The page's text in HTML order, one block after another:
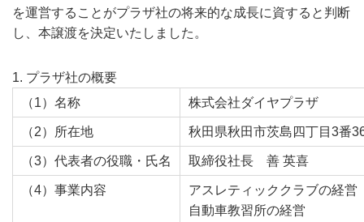
を運営することがプラザ社の将来的な成長に資すると判断
し、本譲渡を決定いたしました。
1. プラザ社の概要
（1）名称
株式会社ダイヤプラザ
（2）所在地 秋田県秋田市茨島四丁目3番
（3）代表者の役職・氏名 取締役社長 善 英喜
（4）事業内容
アスレティッククラブの経営
自動車教習所の経営